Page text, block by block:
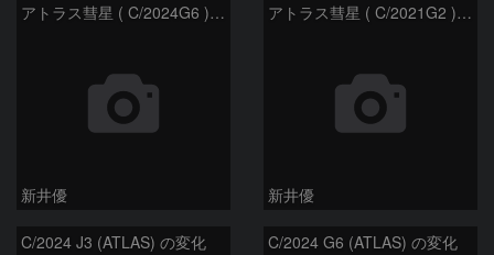
アトラス彗星 ( C/2024G6 )：2026/07/08
新井優
アトラス彗星 ( C/2021G2 )：2026/07/08
新井優
C/2024 J3 (ATLAS) の変化 C/2024 G6 (ATLAS) の変化